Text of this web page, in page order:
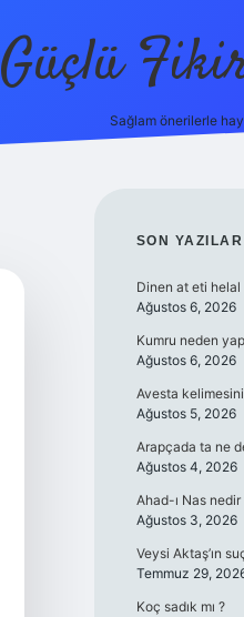
Güçlü
Sağlam önerilerle
SON YAZILAR
Dinen at eti helal
Ağustos 6, 2026
Kumru neden
Ağustos 6, 2026
Avesta
Ağustos 5, 2026
Arapçada ta ne
Ağustos 4, 2026
Ahad-ı Nas nedir
Ağustos 3, 2026
Veysi Aktaş’ın
Temmuz 29,
Koç sadık mı ?